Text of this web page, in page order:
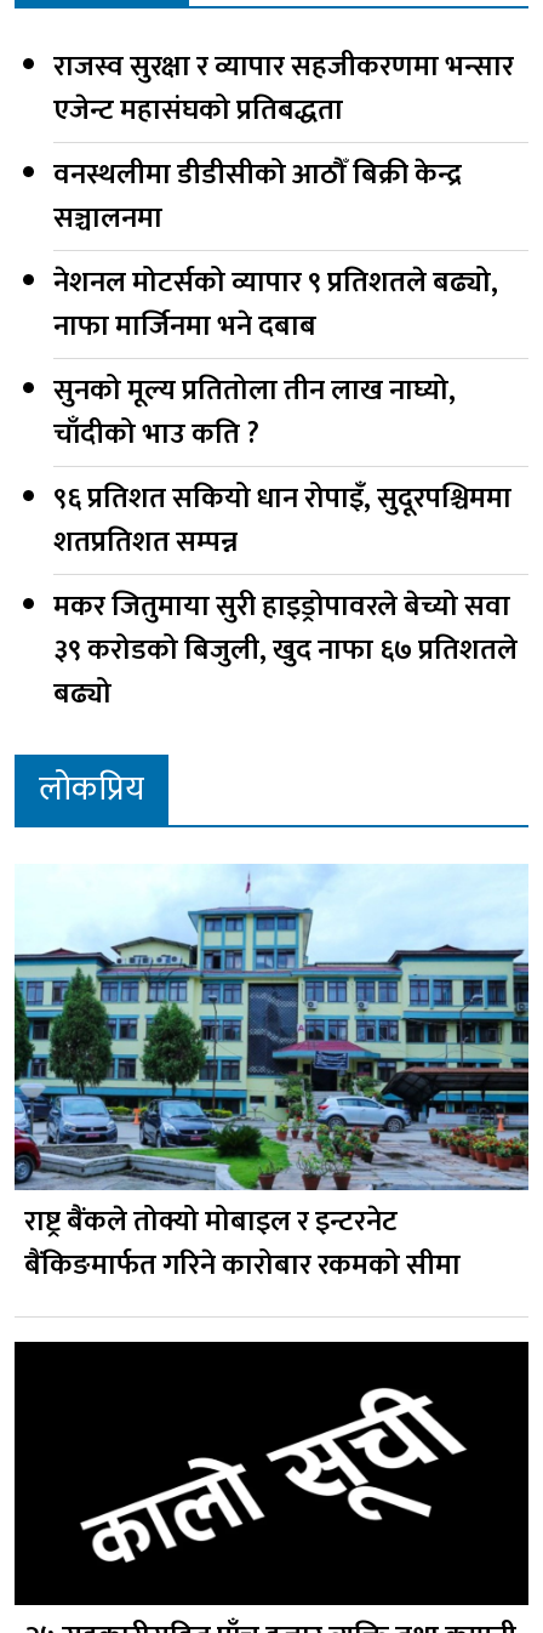
राजस्व सुरक्षा र व्यापार सहजीकरणमा भन्सार
एजेन्ट महासंघको प्रतिबद्धता
वनस्थलीमा डीडीसीको आठौँ बिक्री केन्द्र
सञ्चालनमा
नेशनल मोटर्सको व्यापार ९ प्रतिशतले बढ्यो,
नाफा मार्जिनमा भने दबाब
सुनको मूल्य प्रतितोला तीन लाख नाघ्यो,
चाँदीको भाउ कति ?
९६ प्रतिशत सकियो धान रोपाइँ, सुदूरपश्चिममा
शतप्रतिशत सम्पन्न
मकर जितुमाया सुरी हाइड्रोपावरले बेच्यो सवा
३९ करोडको बिजुली, खुद नाफा ६७ प्रतिशतले
बढ्यो
लोकप्रिय
राष्ट्र बैंकले तोक्यो मोबाइल र इन्टरनेट
बैंकिङमार्फत गरिने कारोबार रकमको सीमा